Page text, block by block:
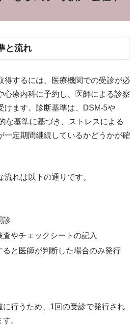
と流れ
得するには、医療機関での受診が必
心療内科に予約し、医師による診察
けます。診断基準は、DSM-5や
な基準に基づき、ストレスによる
一定期間継続しているかどうかが確
れは以下の通りです。
診
やチェックシートの記入
ると医師が判断した場合のみ発行
に行うため、1回の受診で発行され
。